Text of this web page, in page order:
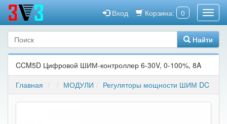
Корзина: 0
Вход
Найти
CCM5D Цифровой ШИМ-контроллер 6-30V, 0-100%, 8A
Главная
МОДУЛИ Регуляторы мощности ШИМ DC